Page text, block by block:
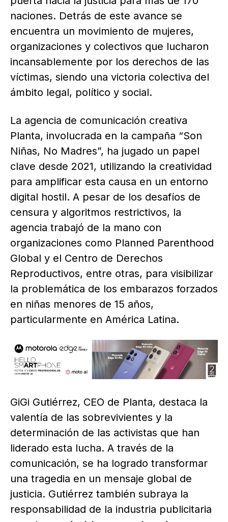
naciones. Detrás de este avance se
encuentra un movimiento de mujeres,
organizaciones y colectivos que lucharon
incansablemente por los derechos de las
víctimas, siendo una victoria colectiva del
ámbito legal, político y social.
La agencia de comunicación creativa
Planta, involucrada en la campaña “Son
Niñas, No Madres”, ha jugado un papel
clave desde 2021, utilizando la creatividad
para amplificar esta causa en un entorno
digital hostil. A pesar de los desafíos de
censura y algoritmos restrictivos, la
agencia trabajó de la mano con
organizaciones como Planned Parenthood
Global y el Centro de Derechos
Reproductivos, entre otras, para visibilizar
la problemática de los embarazos forzados
en niñas menores de 15 años,
particularmente en América Latina.
GiGi Gutiérrez, CEO de Planta, destaca la
valentía de las sobrevivientes y la
determinación de las activistas que han
liderado esta lucha. A través de la
comunicación, se ha logrado transformar
una tragedia en un mensaje global de
justicia. Gutiérrez también subraya la
responsabilidad de la industria publicitaria